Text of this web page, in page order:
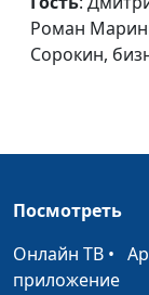
Роман
Сорокин,
Посмотреть
Онлайн ТВ •
приложение